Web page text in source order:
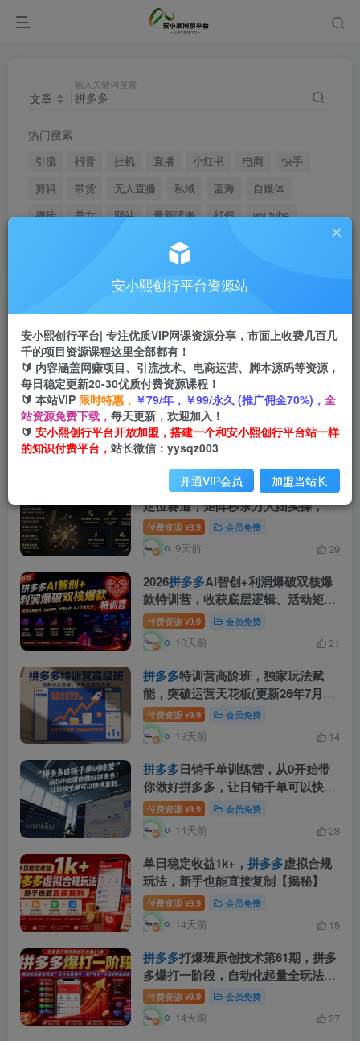
文章
输入关键词搜索
热门搜索
引流 抖音 挂机 直播 小红书 电商
快手
剪辑
带货 无人直播 私域 蓝海
自媒体
搬砖
美女 网站 最新蓝海 打假
youtube
文章 用户
搜索[拼多多]，共找到814个文章
用AI辅助开一家日入500+的拼多多 虚
拟店，机器人全自动托管
付费资源 ¥9.9 会员免费
5天前
拼多多起店实战课-7月｜市场调研
定位赛道，矩阵秒杀万人团实操，强
弱付费打法解决新品起量卡点
付费资源 ¥9.9 会员免费
9天前 29
2026拼多多AI智创+利润爆破双核爆
款特训营，收获底层逻辑、活动矩
阵、付费优化、0-1打爆SOP(更新
0727)
付费资源 ¥9.9 会员免费
10天前 21
拼多多特训营高阶班，独家玩法赋
能，突破运营天花板(更新26年7月24
日)
付费资源 ¥9.9 会员免费
13天前 14
拼多多日销千单训练营，从0开始带
你做好拼多多，让日销千单可以快速
复制(更新26年7月)
付费资源 ¥9.9 会员免费
14天前 28
单日稳定收益1k+， 拼多多虚拟合规
玩法，新手也能直接复制【揭秘】
付费资源 ¥9.9 会员免费
14天前 15
拼多多打爆班原创技术第61期，拼多
多爆打一阶段，自动化起量全玩法・
软件批量操作・投产优化・大促矩阵
实战课
付费资源 ¥9.9 会员免费
14天前 27
安小熙创行平台资源站
安小熙创行平台| 专注优质VIP网课资源分享，市面上收费几百几
千的项目资源课程这里全部都有！
🔰 内容涵盖网赚项目、引流技术、电商运营、脚本源码等资源，
每日稳定更新20-30优质付费资源课程！
🔰 本站VIP 限时特惠， ￥79/年，￥99/永久 (推广佣金70%)， 全
站资源免费下载， 每天更新，欢迎加入！
🔰 安小熙创行平台开放加盟，搭建一个和安小熙创行平台站一样
的知识付费平台， 站长微信：yysqz003
开通VIP会员 加盟当站长